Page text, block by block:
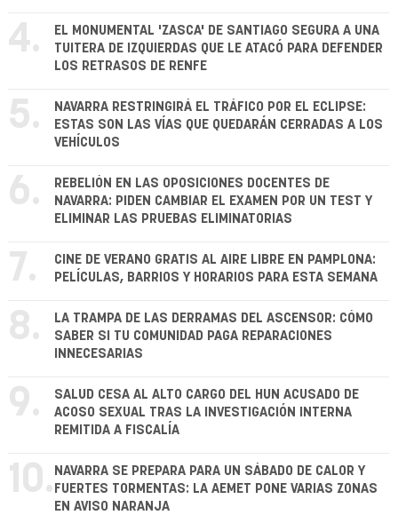
4.
EL MONUMENTAL 'ZASCA' DE SANTIAGO SEGURA A UNA
TUITERA DE IZQUIERDAS QUE LE ATACÓ PARA DEFENDER
LOS RETRASOS DE RENFE
5.
NAVARRA RESTRINGIRÁ EL TRÁFICO POR EL ECLIPSE:
ESTAS SON LAS VÍAS QUE QUEDARÁN CERRADAS A LOS
VEHÍCULOS
6.
REBELIÓN EN LAS OPOSICIONES DOCENTES DE
NAVARRA: PIDEN CAMBIAR EL EXAMEN POR UN TEST Y
ELIMINAR LAS PRUEBAS ELIMINATORIAS
7.
CINE DE VERANO GRATIS AL AIRE LIBRE EN PAMPLONA:
PELÍCULAS, BARRIOS Y HORARIOS PARA ESTA SEMANA
8.
LA TRAMPA DE LAS DERRAMAS DEL ASCENSOR: CÓMO
SABER SI TU COMUNIDAD PAGA REPARACIONES
INNECESARIAS
9.
SALUD CESA AL ALTO CARGO DEL HUN ACUSADO DE
ACOSO SEXUAL TRAS LA INVESTIGACIÓN INTERNA
REMITIDA A FISCALÍA
10. NAVARRA SE PREPARA PARA UN SÁBADO DE CALOR Y
FUERTES TORMENTAS: LA AEMET PONE VARIAS ZONAS
EN AVISO NARANJA